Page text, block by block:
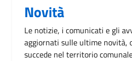
Novità
Le notizie, i comunicati e gli
aggiornati sulle ultime novità,
succede nel territorio